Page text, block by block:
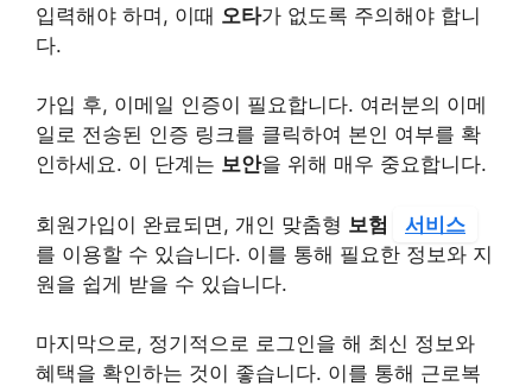
입력해야 하며, 이때 오타가 없도록 주의해야 합니
다.
가입 후, 이메일 인증이 필요합니다. 여러분의 이메
일로 전송된 인증 링크를 클릭하여 본인 여부를 확
인하세요. 이 단계는 보안을 위해 매우 중요합니다.
회원가입이 완료되면, 개인 맞춤형 보험
서비스
를 이용할 수 있습니다. 이를 통해 필요한 정보와 지
원을 쉽게 받을 수 있습니다.
마지막으로, 정기적으로 로그인을 해 최신 정보와
혜택을 확인하는 것이 좋습니다. 이를 통해 근로복